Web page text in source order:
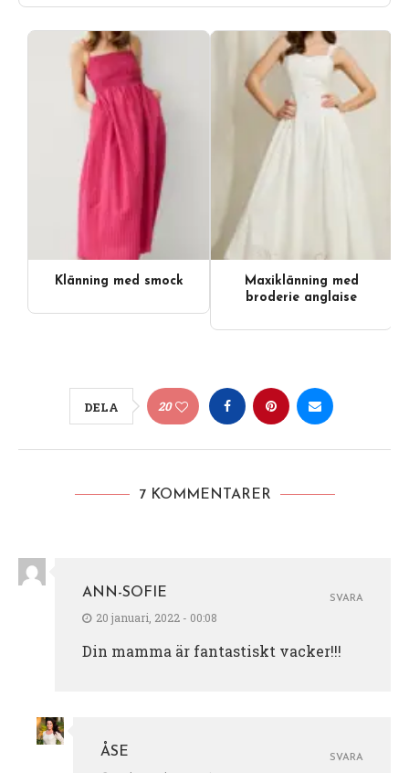
Klänning med smock
Maxiklänning med
broderie anglaise
DELA 20
7 KOMMENTARER
ANN-SOFIE
20 januari, 2022 - 00:08
Din mamma är fantastiskt vacker!!!
SVARA
ÅSE
SVARA